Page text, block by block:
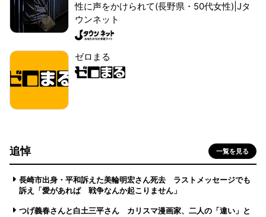
性に声をかけられて(長野県・50代女性)|Jタ
ウンネット
ゼロまる
追悼 一覧を見る
長崎市出身・平和訴えた美輪明宏さん死去 ラストメッセージでも
訴え「愛があれば 戦争なんか起こりません」
つげ義春さんと白土三平さん カリスマ漫画家、二人の「違い」と